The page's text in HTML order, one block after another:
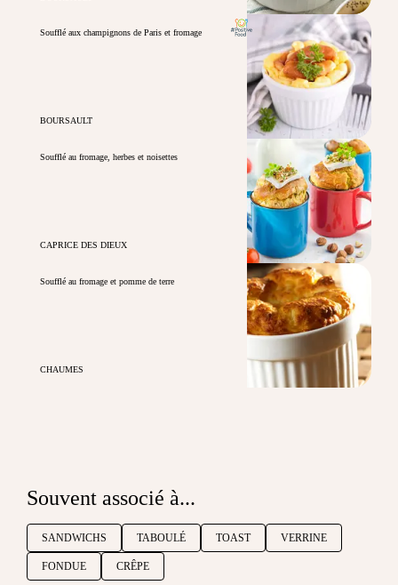
Soufflé aux champignons de Paris et fromage
BOURSAULT
Soufflé au fromage, herbes et noisettes
CAPRICE DES DIEUX
Soufflé au fromage et pomme de terre
CHAUMES
Souvent associé à...
SANDWICHS TABOULÉ TOAST VERRINE
FONDUE CRÊPE